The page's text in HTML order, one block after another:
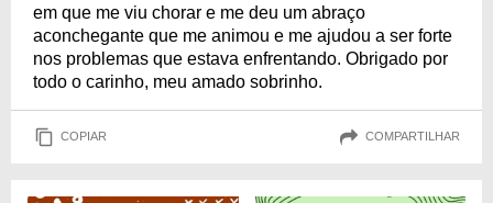
em que me viu chorar e me deu um abraço
aconchegante que me animou e me ajudou a ser forte
nos problemas que estava enfrentando. Obrigado por
todo o carinho, meu amado sobrinho.
COPIAR COMPARTILHAR